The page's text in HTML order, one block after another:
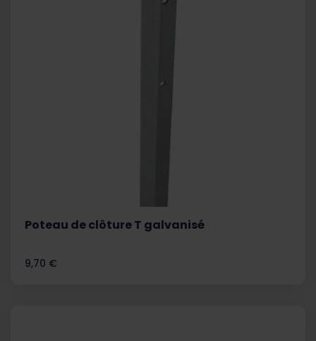
Poteau de clôture T galvanisé
Prix
9,70 €